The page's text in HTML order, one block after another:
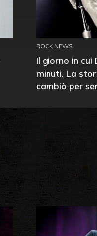
ROCK NEWS
Il giorno in cui
minuti. La
cambiò per